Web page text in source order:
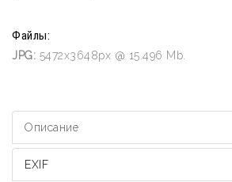
Файлы:
JPG: 5472x3648px @ 15.496 Mb.
Описание
EXIF